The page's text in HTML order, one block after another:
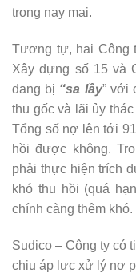
trong nay mai.
Tương tự, hai Công
Xây dựng số 15 và
đang bị “sa lầy” với
thu gốc và lãi ủy
Tổng số nợ lên tới
hồi được không.
phải thực hiện trích
khó thu hồi (quá
chính càng thêm khó.
Sudico – Công ty có
chịu áp lực xử lý nợ